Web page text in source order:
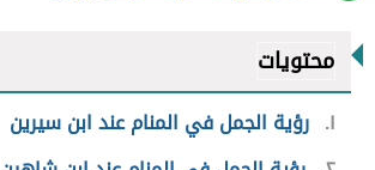
محتويات
١ رؤية الجمل في المنام عند ابن سيرين